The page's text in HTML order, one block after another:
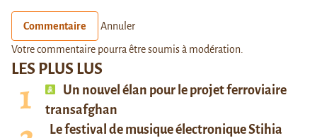
LES PLUS LUS
Un nouvel élan pour le projet ferroviaire
transafghan
Le festival de musique électronique Stihia
Commentaire Annuler
Votre commentaire pourra être soumis à modération.